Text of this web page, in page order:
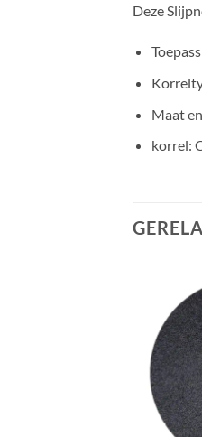
Deze
Maat
korrel: